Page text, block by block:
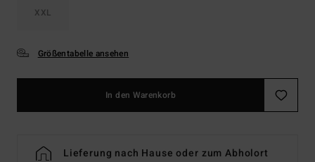
XXL
Größentabelle ansehen
In den Warenkorb
Lieferung nach Hause oder zum Abholort